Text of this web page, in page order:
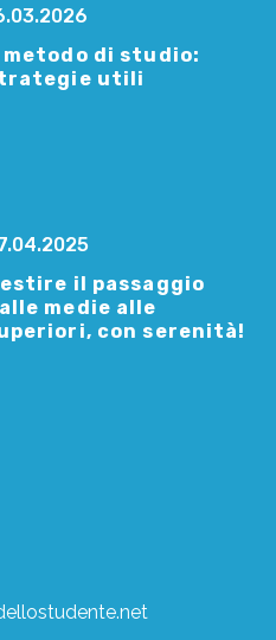
metodo di studio:
utili
il passaggio
medie alle
con serenità!